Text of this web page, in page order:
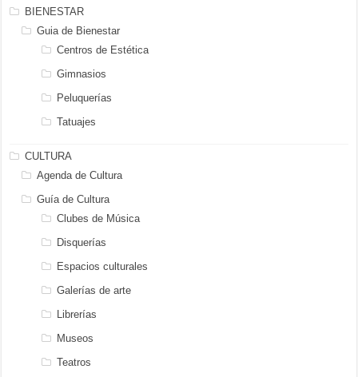
BIENESTAR
Guia de Bienestar
Centros de Estética
Gimnasios
Peluquerías
Tatuajes
CULTURA
Agenda de Cultura
Guía de Cultura
Clubes de Música
Disquerías
Espacios culturales
Galerías de arte
Librerías
Museos
Teatros